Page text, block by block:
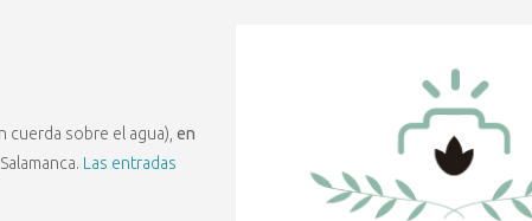
sobre el agua), en
Las entradas